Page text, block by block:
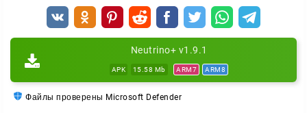
Основные возможности
увеличение числа подписчиков;
накрутка лайков и комментариев через внутреннюю
систему заданий;
Neutrino+ v1.9.1
APK 15.58 Mb ARM7 ARM8
Файлы проверены Microsoft Defender